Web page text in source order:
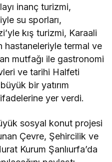
inanç turizmi,
su sporları,
kış turizmi, Karaali
hastaneleriyle termal ve
mutfağı ile gastronomi
ve tarihi Halfeti
bir yatırım
yer verdi.
sosyal konut projesi
Çevre, Şehircilik ve
Kurum Şanlıurfa’da